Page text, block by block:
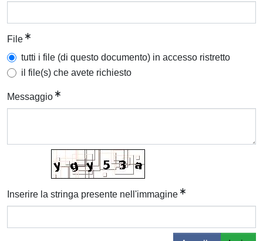
File
tutti i file (di questo documento) in accesso ristretto
il file(s) che avete richiesto
Messaggio
Inserire la stringa presente nell'immagine